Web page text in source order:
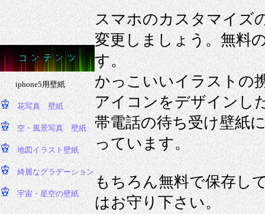
スマホのカスタマイズ
変更しましょう。無料
す。
かっこいいイラストの
アイコンをデザインし
帯電話の待ち受け壁紙
っています。
もちろん無料で保存し
はお守り下さい。